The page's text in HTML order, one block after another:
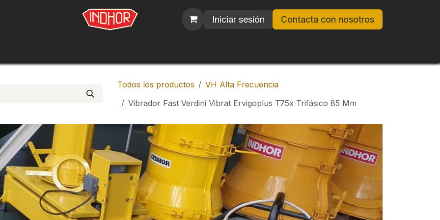
Iniciar sesión Contacta con nosotros
Todos los productos
VH Alta Frecuencia
Vibrador Fast Verdini Vibrat Ervigoplus T75x Trifásico 85 Mm